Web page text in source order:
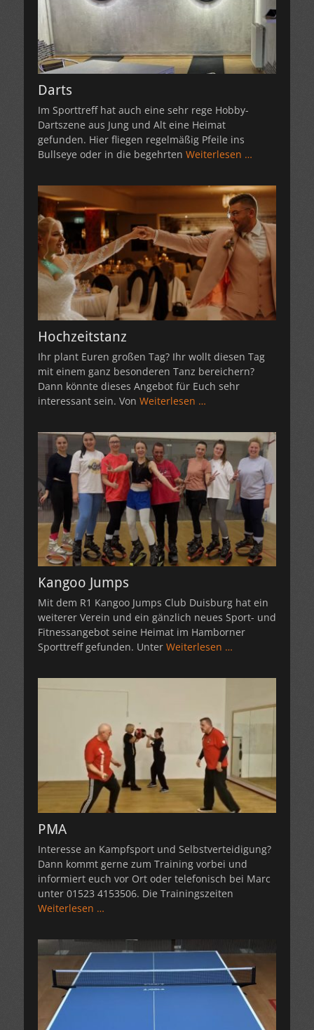
Darts
Im Sporttreff hat auch eine sehr rege Hobby-
Dartszene aus Jung und Alt eine Heimat
gefunden. Hier fliegen regelmäßig Pfeile ins
Bullseye oder in die begehrten Weiterlesen …
Hochzeitstanz
Ihr plant Euren großen Tag? Ihr wollt diesen Tag
mit einem ganz besonderen Tanz bereichern?
Dann könnte dieses Angebot für Euch sehr
interessant sein. Von Weiterlesen …
Kangoo Jumps
Mit dem R1 Kangoo Jumps Club Duisburg hat ein
weiterer Verein und ein gänzlich neues Sport- und
Fitnessangebot seine Heimat im Hamborner
Sporttreff gefunden. Unter Weiterlesen …
PMA
Interesse an Kampfsport und Selbstverteidigung?
Dann kommt gerne zum Training vorbei und
informiert euch vor Ort oder telefonisch bei Marc
unter 01523 4153506. Die Trainingszeiten
Weiterlesen …